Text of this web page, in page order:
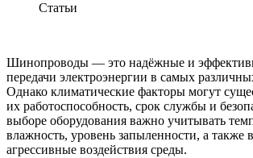
Статьи
Шинопроводы — это надёжные и
передачи электроэнергии в самых
Однако климатические факторы могут
их работоспособность, срок службы и
выборе оборудования важно учитывать
влажность, уровень запыленности, а также
агрессивные воздействия среды.